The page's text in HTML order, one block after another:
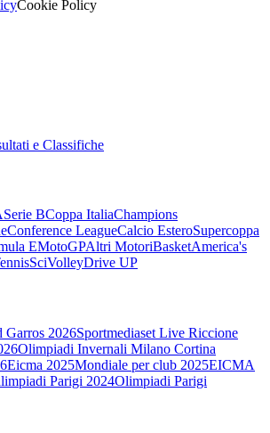
Cookie Policy
e Classifiche
Serie BCoppa ItaliaChampions
Conference LeagueCalcio EsteroSupercoppa
EMotoGPAltri MotoriBasketAmerica's
SciVolleyDrive UP
Garros 2026Sportmediaset Live Riccione
Olimpiadi Invernali Milano Cortina
Eicma 2025Mondiale per club 2025EICMA
Parigi 2024Olimpiadi Parigi